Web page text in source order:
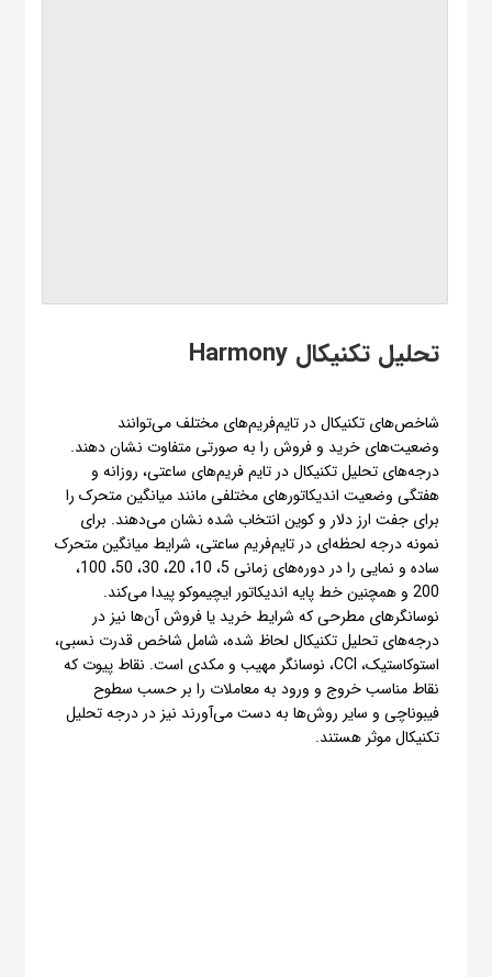
تحلیل تکنیکال Harmony
شاخص‌های تکنیکال در تایم‌فریم‌های مختلف می‌توانند
وضعیت‌های خرید و فروش را به صورتی متفاوت نشان دهند.
درجه‌های تحلیل تکنیکال در تایم فریم‌های ساعتی، روزانه و
هفتگی وضعیت اندیکاتورهای مختلفی مانند میانگین متحرک را
برای جفت ارز دلار و کوین انتخاب شده نشان می‌دهند. برای
نمونه درجه لحظه‌ای در تایم‌فریم ساعتی، شرایط میانگین متحرک
ساده و نمایی را در دوره‌های زمانی 5، 10، 20، 30، 50، 100،
200 و همچنین خط پایه اندیکاتور ایچیموکو پیدا می‌کند.
نوسانگرهای مطرحی که شرایط خرید یا فروش آن‌ها نیز در
درجه‌های تحلیل تکنیکال لحاظ شده، شامل شاخص قدرت نسبی،
استوکاستیک، CCI، نوسانگر مهیب و مکدی است. نقاط پیوت که
نقاط مناسب خروج و ورود به معاملات را بر حسب سطوح
فیبوناچی و سایر روش‌ها به دست می‌آورند نیز در درجه تحلیل
تکنیکال موثر هستند.